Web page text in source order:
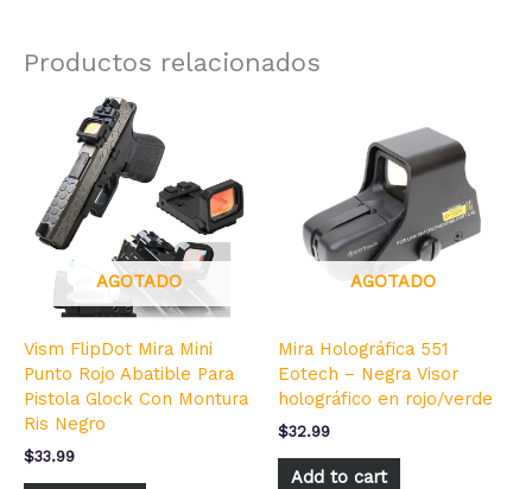
Productos relacionados
AGOTADO
Vism FlipDot Mira Mini
Punto Rojo Abatible Para
Pistola Glock Con Montura
Ris Negro
$33.99
AGOTADO
Mira Holográfica 551
Eotech – Negra Visor
holográfico en rojo/verde
$32.99
Add to cart